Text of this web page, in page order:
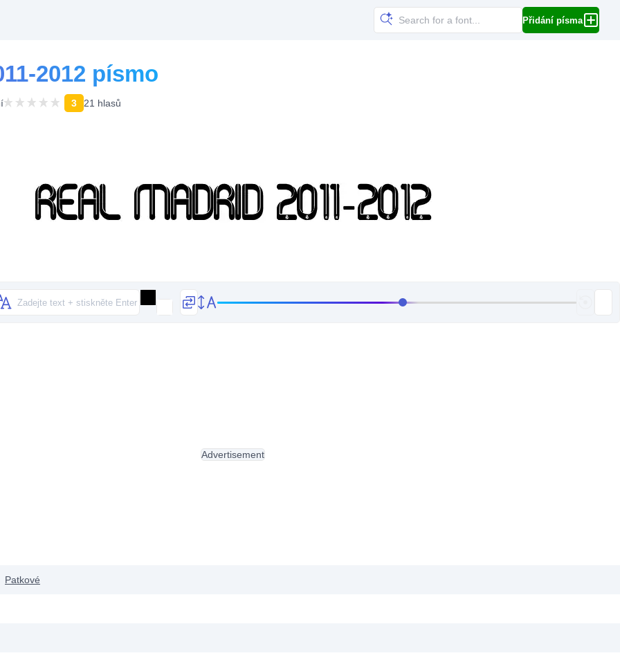
Přidání písma
2012 písmo
3 21 hlasů
Patkové
Advertisement